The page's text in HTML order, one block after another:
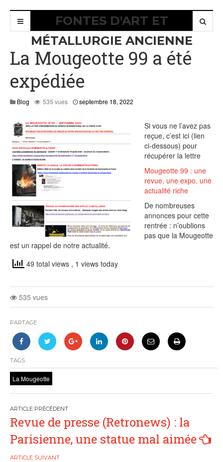
FONTES D'ART ET
MÉTALLURGIE ANCIENNE
La Mougeotte 99 a été
expédiée
Blog 535 vues septembre 18, 2022
Si vous ne l’avez pas
reçue, c’est ici (lien
ci-dessous) pour
récupérer la lettre
Mougeotte 99 : une
revue, une expo, une
actualité riche
De nombreuses
annonces pour cette
rentrée : n’oublions
pas que la Mougeotte
est un rappel de notre actualité.
49 total views , 1 views today
535 vues
PARTAGE
TAGS
La Mougeotte
Navigation
de
l’article
Revue de presse (Retronews) : la
Parisienne, une statue mal aimée